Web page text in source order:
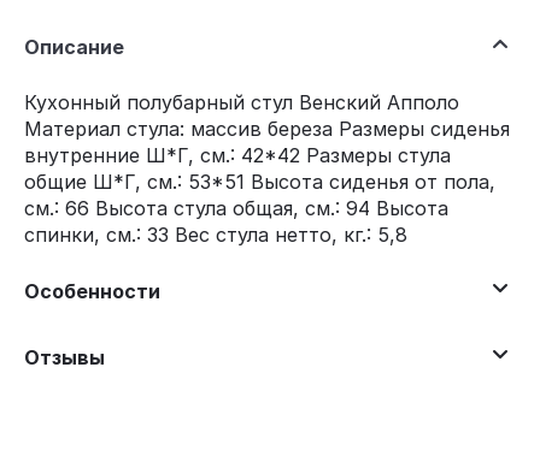
Описание
Кухонный полубарный стул Венский Апполо
Материал стула: массив береза Размеры сиденья
внутренние Ш*Г, см.: 42*42 Размеры стула
общие Ш*Г, см.: 53*51 Высота сиденья от пола,
см.: 66 Высота стула общая, см.: 94 Высота
спинки, см.: 33 Вес стула нетто, кг.: 5,8
Особенности
Отзывы